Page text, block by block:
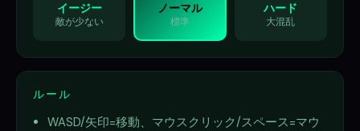
イージー
敵が少ない
ノーマル
標準
ハード
大混乱
ルール
WASD/矢印=移動、マウスクリック/スペース=マウ